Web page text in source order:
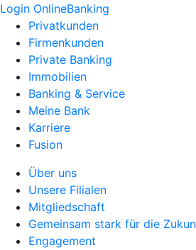
Login OnlineBanking
Privatkunden
Firmenkunden
Private Banking
Immobilien
Banking & Service
Meine Bank
Karriere
Fusion
Über uns
Unsere Filialen
Mitgliedschaft
Gemeinsam stark für die
Engagement